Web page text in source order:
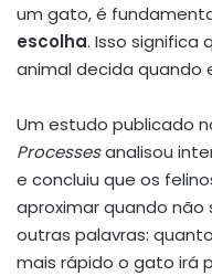
um gato, é
escolha. Isso significa
animal decida quando
Um estudo publicado
Processesanalisou
e concluiu que os
aproximar quando não
outras palavras:
mais rápido o gato irá